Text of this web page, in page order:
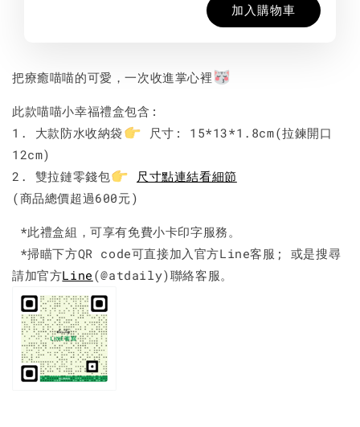
加入購物車
把療癒喵喵的可愛，一次收進掌心裡
此款喵喵小幸福禮盒包含:
1. 大款防水收納袋
尺寸: 15*13*1.8cm(拉鍊開口
12cm)
2. 雙拉鏈零錢包
尺寸點連結看細節
(商品總價超過600元)
*此禮盒組，可享有免費小卡印字服務。
*掃瞄下方QR code可直接加入官方Line客服; 或是搜尋
請加官方Line (@atdaily)聯絡客服。